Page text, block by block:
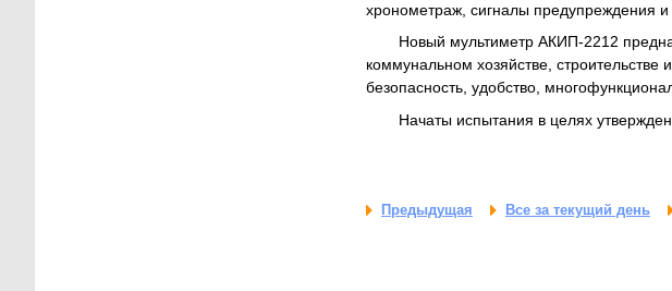
хронометраж, сигналы предупреждения и
Новый мультиметр АКИП-2212
коммунальном хозяйстве, строительстве
безопасность, удобство,
Начаты испытания в целях
Предыдущая Все за текущий день